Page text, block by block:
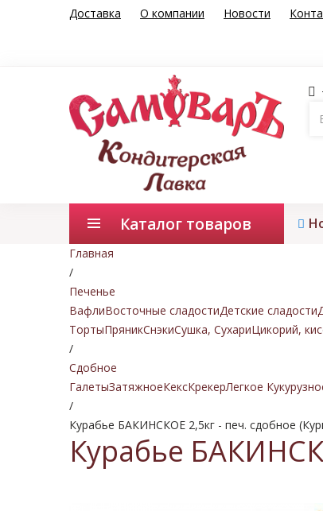
Доставка О компании Новости
Каталог товаров
Главная
/
Печенье
ВафлиВосточные сладостиДетские сладости
ТортыПряникСнэкиСушка, СухариЦикорий,
/
Сдобное
ГалетыЗатяжноеКексКрекерЛегкое
/
Курабье БАКИНСКОЕ 2,5кг - печ. сдобное
Курабье